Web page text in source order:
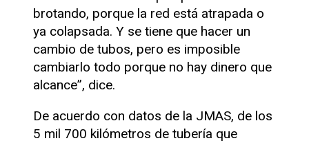
brotando, porque la red está atrapada o
ya colapsada. Y se tiene que hacer un
cambio de tubos, pero es imposible
cambiarlo todo porque no hay dinero que
alcance”, dice.
De acuerdo con datos de la JMAS, de los
5 mil 700 kilómetros de tubería que